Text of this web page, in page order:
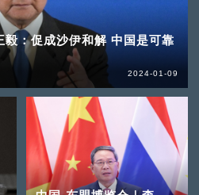
：促成沙伊和解 中国是可靠
2024-01-09